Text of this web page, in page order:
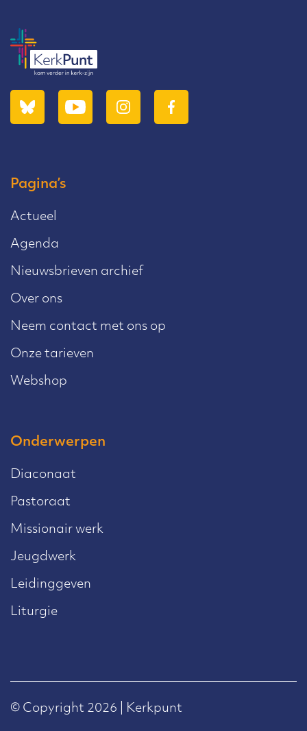
Pagina’s
Actueel
Agenda
Nieuwsbrieven archief
Over ons
Neem contact met ons op
Onze tarieven
Webshop
Onderwerpen
Diaconaat
Pastoraat
Missionair werk
Jeugdwerk
Leidinggeven
Liturgie
© Copyright 2026 | Kerkpunt